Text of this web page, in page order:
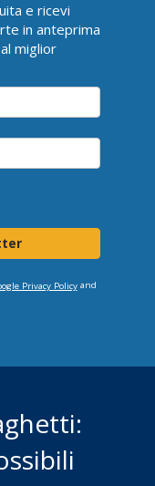
e ricevi
in anteprima
miglior
Privacy Policyand